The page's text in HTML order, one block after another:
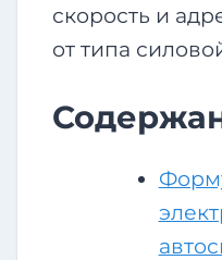
скорость и
от типа